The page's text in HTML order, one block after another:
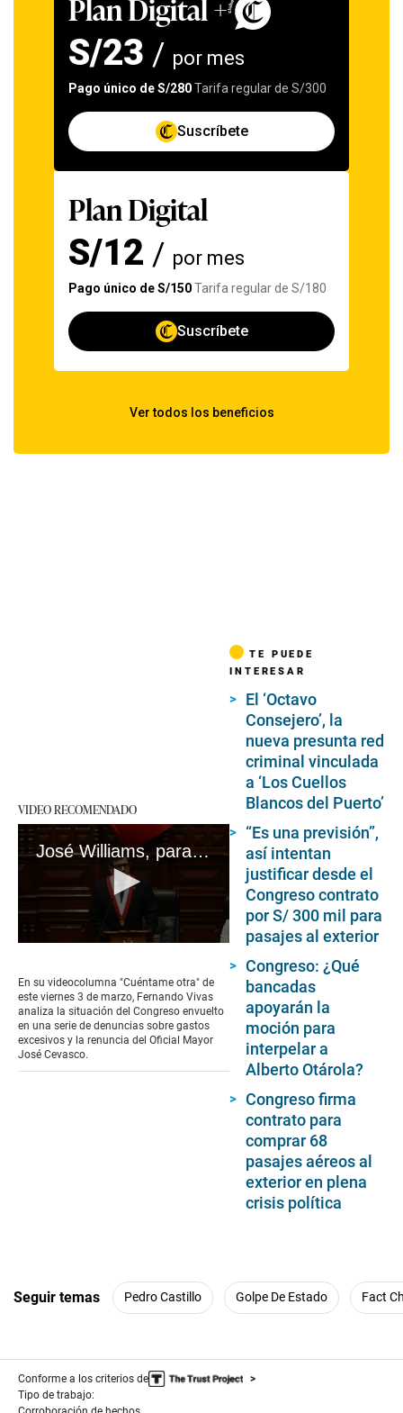
VIDEO RECOMENDADO
José Williams, para que no peligre su cabeza, ha hecho rodar la de José Cevasco.
of
4
minutes,
30
seconds
En su videocolumna "Cuéntame otra" de
este viernes 3 de marzo, Fernando Vivas
analiza la situación del Congreso envuelto
en una serie de denuncias sobre gastos
excesivos y la renuncia del Oficial Mayor
José Cevasco.
TE PUEDE
INTERESAR
El ‘Octavo
Consejero’, la
nueva presunta red
criminal vinculada
a ‘Los Cuellos
Blancos del Puerto’
“Es una previsión”,
así intentan
justificar desde el
Congreso contrato
por S/ 300 mil para
pasajes al exterior
Congreso: ¿Qué
bancadas
apoyarán la
moción para
interpelar a
Alberto Otárola?
Congreso firma
contrato para
comprar 68
pasajes aéreos al
exterior en plena
crisis política
Seguir temas Pedro Castillo Golpe De Estado Fact
Conforme a los criterios de
Tipo de trabajo: